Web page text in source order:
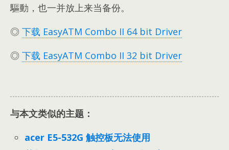
驅動 ，也一并放上来当备份。
◎ 下载 EasyATM Combo II 64 bit Driver
◎ 下载 EasyATM Combo II 32 bit Driver
与本文类似的主题：
acer E5-532G 触控板无法使用